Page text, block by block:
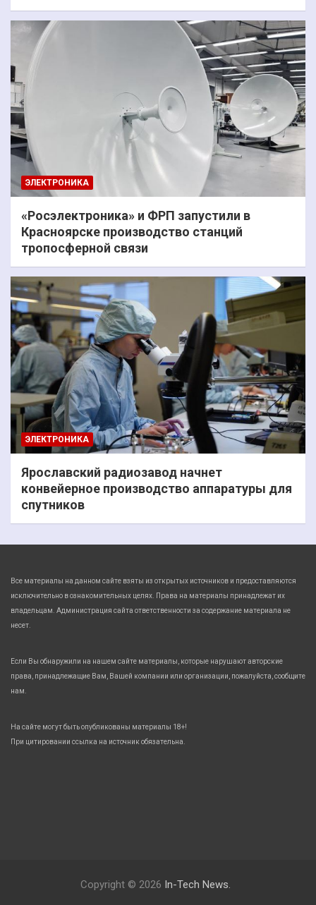
ЭЛЕКТРОНИКА
«Росэлектроника» и ФРП запустили в
Красноярске производство станций
тропосферной связи
ЭЛЕКТРОНИКА
Ярославский радиозавод начнет
конвейерное производство аппаратуры для
спутников
Все материалы на данном сайте взяты из открытых источников и предоставляются
исключительно в ознакомительных целях. Права на материалы принадлежат их
владельцам. Администрация сайта ответственности за содержание материала не
несет.
Если Вы обнаружили на нашем сайте материалы, которые нарушают авторские
права, принадлежащие Вам, Вашей компании или организации, пожалуйста, сообщите
нам.
На сайте могут быть опубликованы материалы 18+!
При цитировании ссылка на источник обязательна.
Copyright © 2026 In-Tech News.